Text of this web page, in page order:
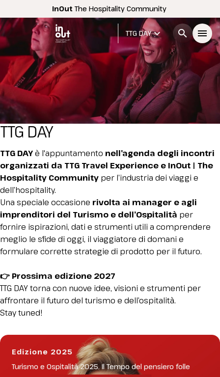
InOut The Hospitality Community
TTG DAYexpand_more search menu
Menù arrow_right
InOut arrow_right
Espositori
Visitatori arrow_right
Buyer
Media Room arrow_right
Stai pianificando la tua visita a InOut?
OTTIENI IL TUO BIGLIETTO! arrow_circle_right
TTG DAY
TTG DAYè l'appuntamento nell’agenda degli incontri
organizzati da TTG Travel Experience e InOut | The
Hospitality Community per l’industria dei viaggi e
dell’hospitality.
Una speciale occasione rivolta ai manager e agli
imprenditori del Turismo e dell’Ospitalità per
fornire ispirazioni, dati e strumenti utili a comprendere
meglio le sfide di oggi, il viaggiatore di domani e
formulare corrette strategie di prodotto per il futuro.
👉 Prossima edizione​​​​​​ 2027
TTG DAY torna con nuove idee, visioni e strumenti per
affrontare il futuro del turismo e dell’ospitalità.
Stay tuned!
Edizione 2025
Turismo e Ospitalità 2025. Il Tempo del pensiero folle